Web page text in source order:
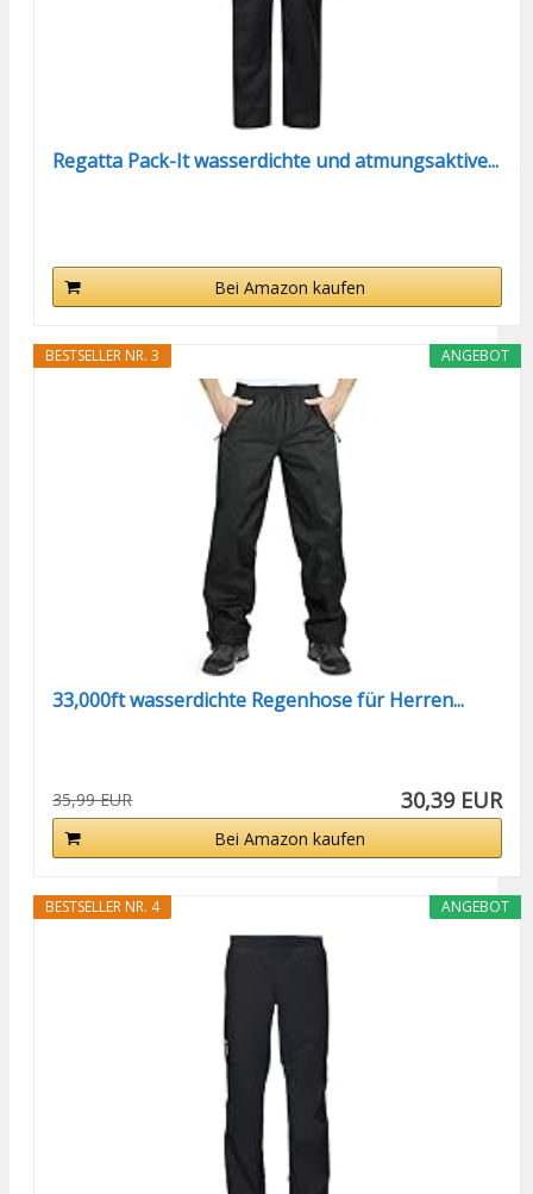
Regatta Pack-It wasserdichte und atmungsaktive...
Bei Amazon kaufen
ANGEBOT
BESTSELLER NR. 3
33,000ft wasserdichte Regenhose für Herren...
35,99 EUR 30,39 EUR
Bei Amazon kaufen
ANGEBOT
BESTSELLER NR. 4